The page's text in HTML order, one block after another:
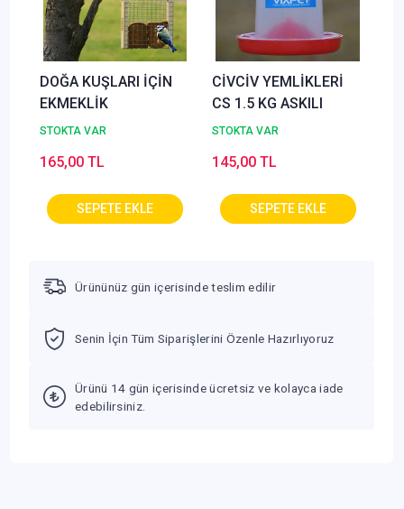
DOĞA KUŞLARI İÇİN
EKMEKLİK
STOKTA VAR
165,00 TL
CİVCİV YEMLİKLERİ
CS 1.5 KG ASKILI
STOKTA VAR
145,00 TL
Ürününüz gün içerisinde teslim edilir
Senin İçin Tüm Siparişlerini Özenle Hazırlıyoruz
Ürünü 14 gün içerisinde ücretsiz ve kolayca iade
edebilirsiniz.